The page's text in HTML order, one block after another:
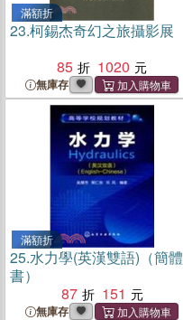
滿額折
23.柯錫杰奇幻之旅攝影展
85
1020
無庫存
滿額折
25.水力學(英漢雙語)（簡體
書）
87
151
無庫存